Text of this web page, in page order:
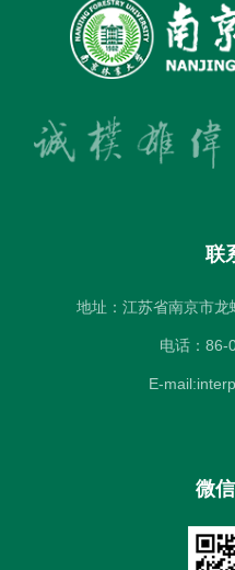
联
地址：江苏省南京市龙
电话：86-
E-
微